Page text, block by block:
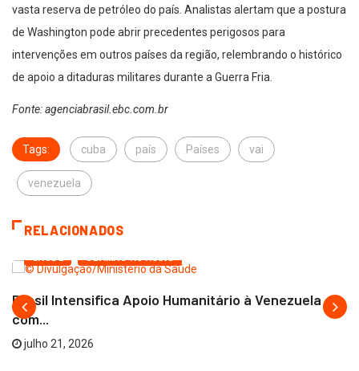
vasta reserva de petróleo do país. Analistas alertam que a postura
de Washington pode abrir precedentes perigosos para
intervenções em outros países da região, relembrando o histórico
de apoio a ditaduras militares durante a Guerra Fria.
Fonte: agenciabrasil.ebc.com.br
Tags: cuba país Países vai
venezuela
RELACIONADOS
SAÚDE ÚLTIMAS NOTÍCIAS
Brasil Intensifica Apoio Humanitário à Venezuela
com...
julho 21, 2026